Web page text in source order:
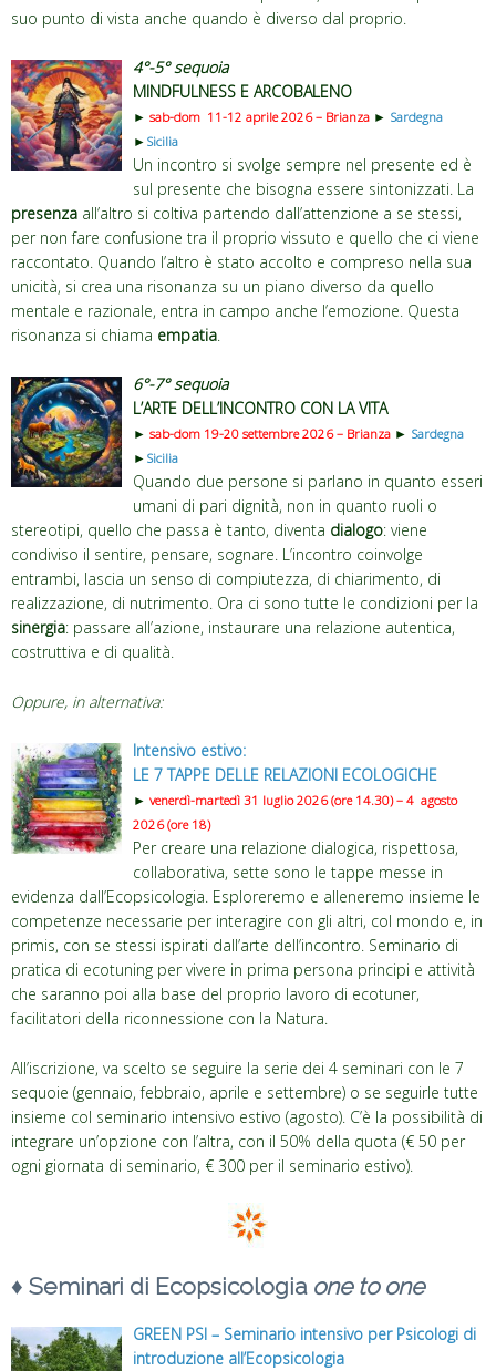
suo punto di vista anche quando è diverso dal proprio.
4°-5° sequoia
MINDFULNESS E ARCOBALENO
► sab-dom 11-12 aprile 2026 – Brianza ► Sardegna
► Sicilia
Un incontro si svolge sempre nel presente ed è
sul presente che bisogna essere sintonizzati. La
presenza all’altro si coltiva partendo dall’attenzione a se stessi,
per non fare confusione tra il proprio vissuto e quello che ci viene
raccontato. Quando l’altro è stato accolto e compreso nella sua
unicità, si crea una risonanza su un piano diverso da quello
mentale e razionale, entra in campo anche l’emozione. Questa
risonanza si chiama empatia.
6°-7° sequoia
L’ARTE DELL’INCONTRO CON LA VITA
► sab-dom 19-20 settembre 2026 – Brianza ► Sardegna
► Sicilia
Quando due persone si parlano in quanto esseri
umani di pari dignità, non in quanto ruoli o
stereotipi, quello che passa è tanto, diventa dialogo: viene
condiviso il sentire, pensare, sognare. L’incontro coinvolge
entrambi, lascia un senso di compiutezza, di chiarimento, di
realizzazione, di nutrimento. Ora ci sono tutte le condizioni per la
sinergia: passare all’azione, instaurare una relazione autentica,
costruttiva e di qualità.
Oppure, in alternativa:
Intensivo estivo:
LE 7 TAPPE DELLE RELAZIONI ECOLOGICHE
► venerdì-martedì 31 luglio 2026 (ore 14.30) – 4 agosto
2026 (ore 18)
Per creare una relazione dialogica, rispettosa,
collaborativa, sette sono le tappe messe in
evidenza dall’Ecopsicologia. Esploreremo e alleneremo insieme le
competenze necessarie per interagire con gli altri, col mondo e, in
primis, con se stessi ispirati dall’arte dell’incontro. Seminario di
pratica di ecotuning per vivere in prima persona principi e attività
che saranno poi alla base del proprio lavoro di ecotuner,
facilitatori della riconnessione con la Natura.
All’iscrizione, va scelto se seguire la serie dei 4 seminari con le 7
sequoie (gennaio, febbraio, aprile e settembre) o se seguirle tutte
insieme col seminario intensivo estivo (agosto). C’è la possibilità di
integrare un’opzione con l’altra, con il 50% della quota (€ 50 per
ogni giornata di seminario, € 300 per il seminario estivo).
♦ Seminari di Ecopsicologia one to one
GREEN PSI – Seminario intensivo per Psicologi di
introduzione all’Ecopsicologia